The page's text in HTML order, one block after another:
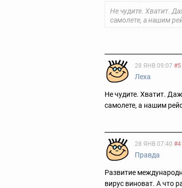
Не чудите. Хватит.
самолете, а нашим
28 ЯНВ 09:07 #5
Леха
Не чудите. Хватит.
самолете, а нашим
28 ЯНВ 07:40 #4
Правда
Развитие
вирус виноват. А что